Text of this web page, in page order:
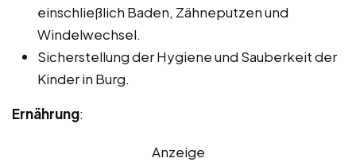
einschließlich Baden, Zähneputzen und
Windelwechsel.
Sicherstellung der Hygiene und Sauberkeit der
Kinder in Burg.
Ernährung:
Anzeige